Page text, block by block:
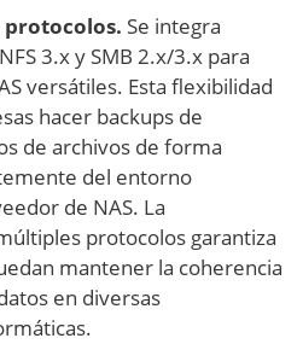
Se integra
3.x y SMB 2.x/3.x para
versátiles. Esta flexibilidad
hacer backups de
de archivos de forma
del entorno
de NAS. La
protocolos garantiza
mantener la coherencia
en diversas